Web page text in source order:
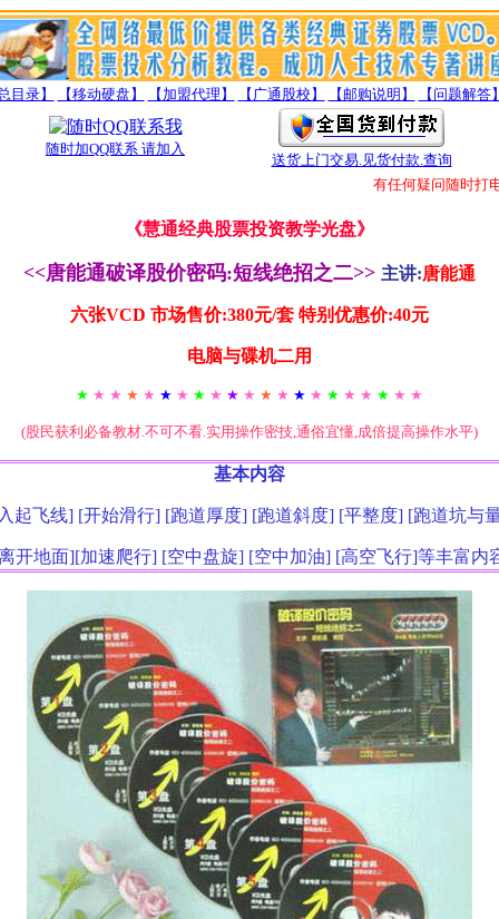
目录】 【移动硬盘】 【加盟代理】 【广通股校】 【邮购说明】 【问题解答】
随时加QQ联系 请加入
送货上门交易.见货付款.查询
有任何疑问随时打
《慧通经典股票投资教学光盘》
<<唐能通破译股价密码:短线绝招之二>> 主讲:唐能通
六张VCD 市场售价:380元/套 特别优惠价:40元
电脑与碟机二用
★ ★ ★ ★ ★ ★ ★ ★ ★ ★ ★ ★ ★ ★ ★ ★ ★ ★ ★ ★ ★
(股民获利必备教材.不可不看.实用操作密技,通俗宜懂,成倍提高操作水平)
基本内容
起飞线] [开始滑行] [跑道厚度] [跑道斜度] [平整度] [跑道坑与
开地面][加速爬行] [空中盘旋] [空中加油] [高空飞行]等丰富内